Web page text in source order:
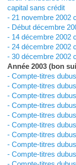
capital sans crédit
- 21 novembre 2002
- Début décembre
- 14 décembre 2002
- 24 décembre 2002
- 30 décembre 2002
Année 2003 (bon
- Compte-titres
- Compte-titres
- Compte-titres
- Compte-titres
- Compte-titres
- Compte-titres
- Compte-titres
- Compte-titres
- Compte-titres